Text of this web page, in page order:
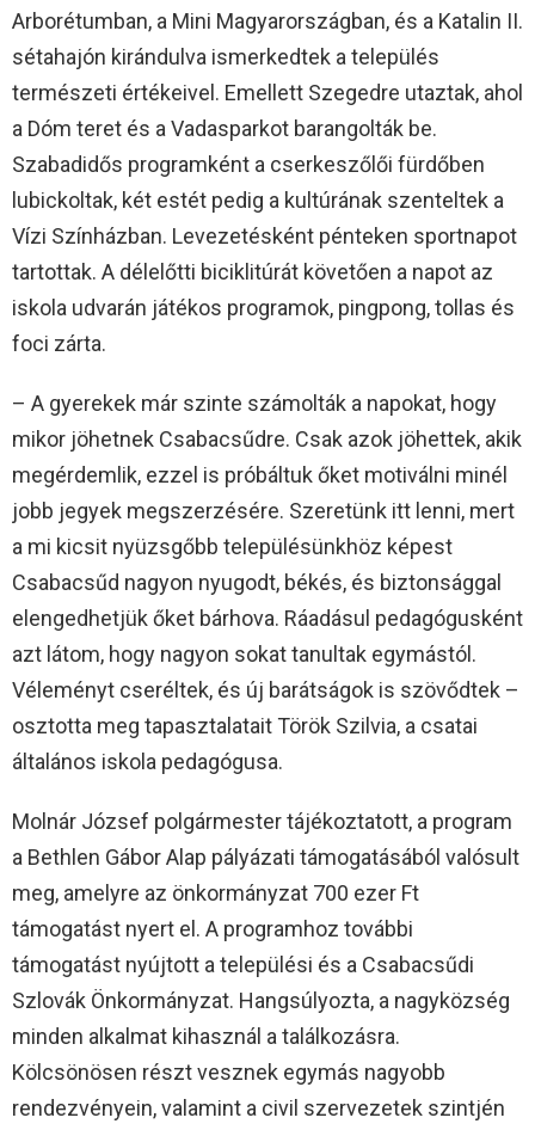
Arborétumban, a Mini Magyarországban, és a Katalin II.
sétahajón kirándulva ismerkedtek a település
természeti értékeivel. Emellett Szegedre utaztak, ahol
a Dóm teret és a Vadasparkot barangolták be.
Szabadidős programként a cserkeszőlői fürdőben
lubickoltak, két estét pedig a kultúrának szenteltek a
Vízi Színházban. Levezetésként pénteken sportnapot
tartottak. A délelőtti biciklitúrát követően a napot az
iskola udvarán játékos programok, pingpong, tollas és
foci zárta.
– A gyerekek már szinte számolták a napokat, hogy
mikor jöhetnek Csabacsűdre. Csak azok jöhettek, akik
megérdemlik, ezzel is próbáltuk őket motiválni minél
jobb jegyek megszerzésére. Szeretünk itt lenni, mert
a mi kicsit nyüzsgőbb településünkhöz képest
Csabacsűd nagyon nyugodt, békés, és biztonsággal
elengedhetjük őket bárhova. Ráadásul pedagógusként
azt látom, hogy nagyon sokat tanultak egymástól.
Véleményt cseréltek, és új barátságok is szövődtek –
osztotta meg tapasztalatait Török Szilvia, a csatai
általános iskola pedagógusa.
Molnár József polgármester tájékoztatott, a program
a Bethlen Gábor Alap pályázati támogatásából valósult
meg, amelyre az önkormányzat 700 ezer Ft
támogatást nyert el. A programhoz további
támogatást nyújtott a települési és a Csabacsűdi
Szlovák Önkormányzat. Hangsúlyozta, a nagyközség
minden alkalmat kihasznál a találkozásra.
Kölcsönösen részt vesznek egymás nagyobb
rendezvényein, valamint a civil szervezetek szintjén